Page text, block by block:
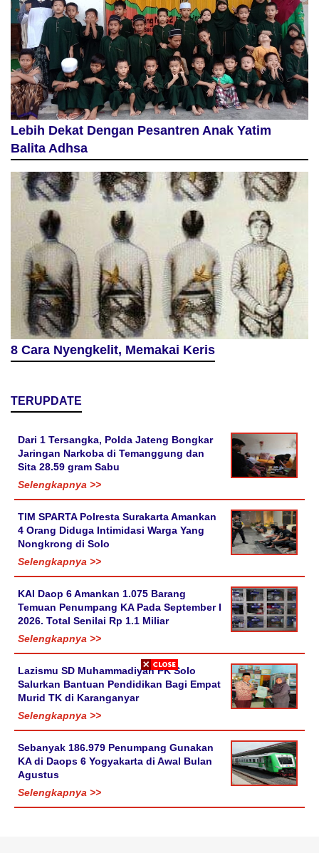
Lebih Dekat Dengan Pesantren Anak Yatim
Balita Adhsa
8 Cara Nyengkelit, Memakai Keris
TERUPDATE
Dari 1 Tersangka, Polda Jateng Bongkar
Jaringan Narkoba di Temanggung dan
Sita 28.59 gram Sabu
Selengkapnya >>
TIM SPARTA Polresta Surakarta Amankan
4 Orang Diduga Intimidasi Warga Yang
Nongkrong di Solo
Selengkapnya >>
KAI Daop 6 Amankan 1.075 Barang
Temuan Penumpang KA Pada September I
2026. Total Senilai Rp 1.1 Miliar
Selengkapnya >>
Lazismu SD Muhammadiyah PK Solo
Salurkan Bantuan Pendidikan Bagi Empat
Murid TK di Karanganyar
Selengkapnya >>
Sebanyak 186.979 Penumpang Gunakan
KA di Daops 6 Yogyakarta di Awal Bulan
Agustus
Selengkapnya >>